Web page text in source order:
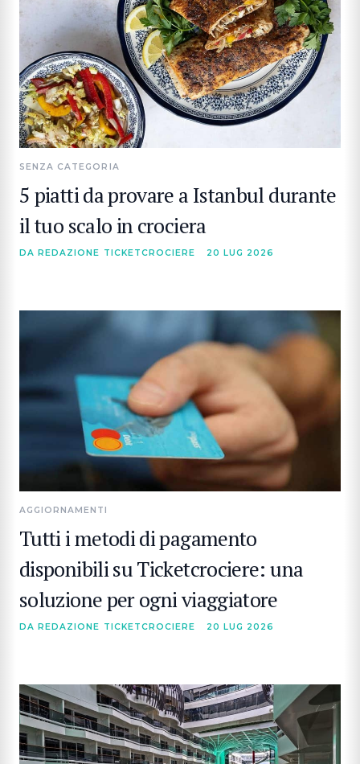
SENZA CATEGORIA
5 piatti da provare a Istanbul durante
il tuo scalo in crociera
DA REDAZIONE TICKETCROCIERE 20 LUG 2026
AGGIORNAMENTI
Tutti i metodi di pagamento
disponibili su Ticketcrociere: una
soluzione per ogni viaggiatore
DA REDAZIONE TICKETCROCIERE 20 LUG 2026